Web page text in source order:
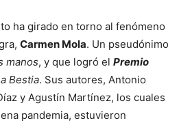
ha girado en torno al fenómeno
Carmen Mola. Un pseudónimo
manos, y que logró el Premio
Bestia. Sus autores, Antonio
y Agustín Martínez, los cuales
pandemia, estuvieron